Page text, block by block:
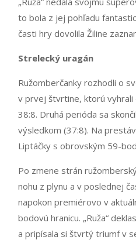
to bola z jej pohľadu
časti hry dovolila Žiline
Strelecký uragán
Ružomberčanky rozhodli o
v prvej štvrtine, ktorú
38:8. Druhá perióda sa
výsledkom (37:8). Na
Liptáčky s obrovským 59-
Po zmene strán
nohu z plynu a v poslednej
napokon premiérovo v
bodovú hranicu. „Ruža“
a pripísala si štvrtý triumf v